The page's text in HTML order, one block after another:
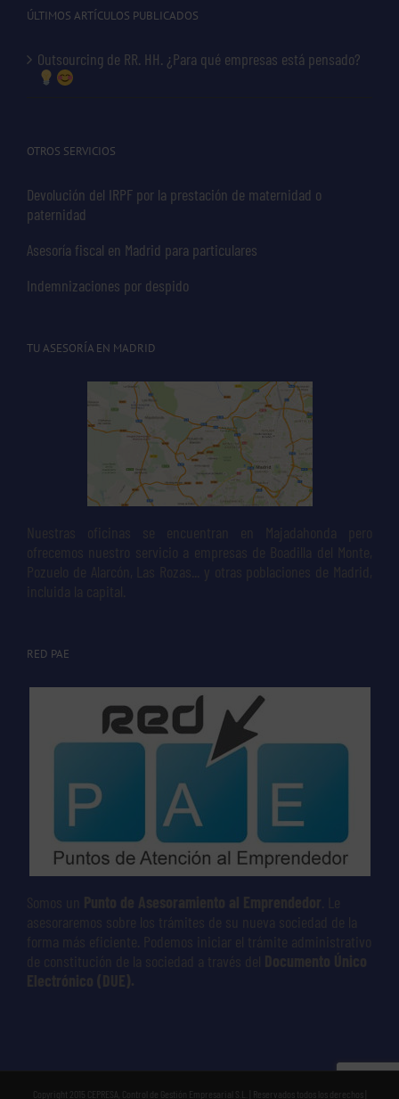
ÚLTIMOS ARTÍCULOS PUBLICADOS
Outsourcing de RR. HH. ¿Para qué empresas está pensado?
OTROS SERVICIOS
Devolución del IRPF por la prestación de maternidad o
paternidad
Asesoría fiscal en Madrid para particulares
Indemnizaciones por despido
TU ASESORÍA EN MADRID
Nuestras oficinas se encuentran en Majadahonda pero
ofrecemos nuestro servicio a empresas de Boadilla del Monte,
Pozuelo de Alarcón, Las Rozas... y otras poblaciones de Madrid,
incluida la capital.
RED PAE
Somos un Punto de Asesoramiento al Emprendedor . Le
asesoraremos sobre los trámites de su nueva sociedad de la
forma más eficiente. Podemos iniciar el trámite administrativo
de constitución de la sociedad a través del Documento Único
Electrónico (DUE).
Copyright 2015 CEPRESA, Control de Gestión Empresarial S.L. | Reservados todos los derechos |